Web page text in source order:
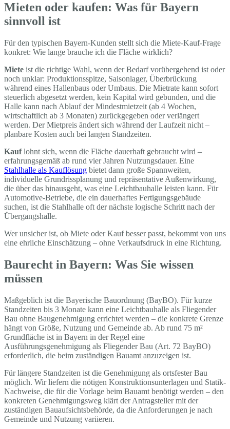
Mieten oder kaufen: Was für Bayern
sinnvoll ist
Für den typischen Bayern-Kunden stellt sich die Miete-Kauf-Frage
konkret: Wie lange brauche ich die Fläche wirklich?
Miete ist die richtige Wahl, wenn der Bedarf vorübergehend ist oder
noch unklar: Produktionsspitze, Saisonlager, Überbrückung
während eines Hallenbaus oder Umbaus. Die Mietrate kann sofort
steuerlich abgesetzt werden, kein Kapital wird gebunden, und die
Halle kann nach Ablauf der Mindestmietzeit (ab 4 Wochen,
wirtschaftlich ab 3 Monaten) zurückgegeben oder verlängert
werden. Der Mietpreis ändert sich während der Laufzeit nicht –
planbare Kosten auch bei langen Standzeiten.
Kauflohnt sich, wenn die Fläche dauerhaft gebraucht wird –
erfahrungsgemäß ab rund vier Jahren Nutzungsdauer. Eine
Stahlhalle als Kauflösung bietet dann große Spannweiten,
individuelle Grundrissplanung und repräsentative Außenwirkung,
die über das hinausgeht, was eine Leichtbauhalle leisten kann. Für
Automotive-Betriebe, die ein dauerhaftes Fertigungsgebäude
suchen, ist die Stahlhalle oft der nächste logische Schritt nach der
Übergangshalle.
Wer unsicher ist, ob Miete oder Kauf besser passt, bekommt von uns
eine ehrliche Einschätzung – ohne Verkaufsdruck in eine Richtung.
Baurecht in Bayern: Was Sie wissen
müssen
Maßgeblich ist die Bayerische Bauordnung (BayBO). Für kurze
Standzeiten bis 3 Monate kann eine Leichtbauhalle als Fliegender
Bau ohne Baugenehmigung errichtet werden – die konkrete Grenze
hängt von Größe, Nutzung und Gemeinde ab. Ab rund 75 m²
Grundfläche ist in Bayern in der Regel eine
Ausführungsgenehmigung als Fliegender Bau (Art. 72 BayBO)
erforderlich, die beim zuständigen Bauamt anzuzeigen ist.
Für längere Standzeiten ist die Genehmigung als ortsfester Bau
möglich. Wir liefern die nötigen Konstruktionsunterlagen und Statik-
Nachweise, die für die Vorlage beim Bauamt benötigt werden – den
konkreten Genehmigungsweg klärt der Antragsteller mit der
zuständigen Bauaufsichtsbehörde, da die Anforderungen je nach
Gemeinde und Nutzung variieren.